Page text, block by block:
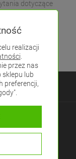
dotyczące
lub Skydance z
aby
realizacji
.
przez nas
lub
preferencji,